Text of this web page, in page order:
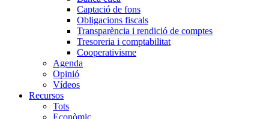
Captació de fons
Obligacions fiscals
Transparència i rendició de comptes
Tresoreria i comptabilitat
Cooperativisme
Agenda
Opinió
Vídeos
Recursos
Tots
Econòmic